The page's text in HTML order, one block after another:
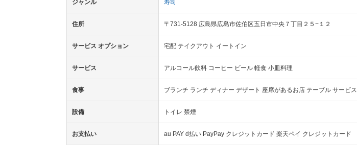
ジャンル 寿司
住所 〒731-5128 広島県広島市佐伯区五日市中央７丁目２５−１２
サービス オプション 宅配 テイクアウト イートイン
サービス アルコール飲料 コーヒー ビール 軽食 小皿料理
食事 ブランチ ランチ ディナー デザート 座席があるお店 テーブル サービス
設備 トイレ 禁煙
お支払い au PAY d払い PayPay クレジットカード 楽天ペイ クレジットカード